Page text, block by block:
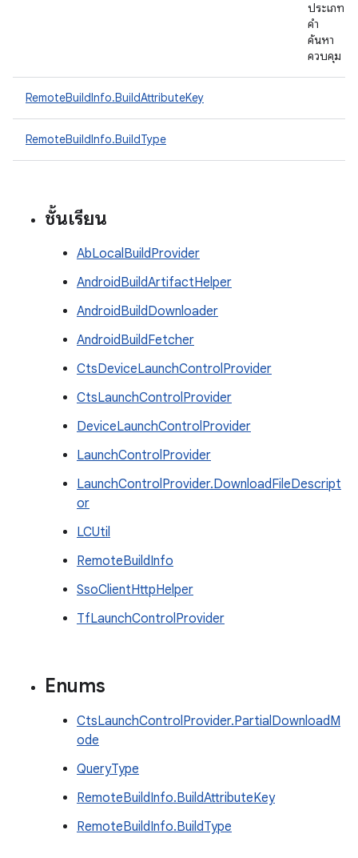
ประเภท
คำ
ค้นหา
ควบคุม
RemoteBuildInfo.BuildAttributeKey
RemoteBuildInfo.BuildType
ชั้นเรียน
AbLocalBuildProvider
AndroidBuildArtifactHelper
AndroidBuildDownloader
AndroidBuildFetcher
CtsDeviceLaunchControlProvider
CtsLaunchControlProvider
DeviceLaunchControlProvider
LaunchControlProvider
LaunchControlProvider.DownloadFileDescript
or
LCUtil
RemoteBuildInfo
SsoClientHttpHelper
TfLaunchControlProvider
Enums
CtsLaunchControlProvider.PartialDownloadM
ode
QueryType
RemoteBuildInfo.BuildAttributeKey
RemoteBuildInfo.BuildType